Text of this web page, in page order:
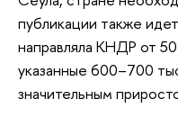
публикации также
направляла КНДР от
указанные 600–700
значительным